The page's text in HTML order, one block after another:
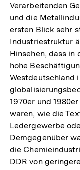
Verarbeitenden
und die
ersten Blick sehr
Industriestruktur
Hinsehen, dass in
hohe
Westdeutschland
1970er und
waren, wie die
Ledergewerbe
Demgegenüber
die
DDR von